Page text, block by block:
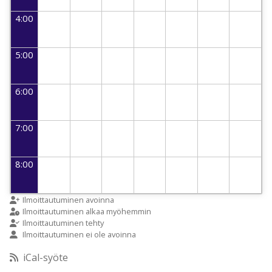
4:00
5:00
6:00
7:00
8:00
9:00
10:00
Ilmoittautuminen avoinna
Ilmoittautuminen alkaa myöhemmin
Ilmoittautuminen tehty
Ilmoittautuminen ei ole avoinna
iCal-syöte